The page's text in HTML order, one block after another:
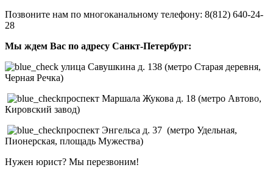
Позвоните нам по многоканальному телефону: 8(812) 640-24-
28
Мы ждем Вас по адресу Санкт-Петербург:
улица Савушкина д. 138 (метро Старая деревня,
Черная Речка)
проспект Маршала Жукова д. 18 (метро Автово,
Кировский завод)
проспект Энгельса д. 37 (метро Удельная,
Пионерская, площадь Мужества)
Нужен юрист? Мы перезвоним!